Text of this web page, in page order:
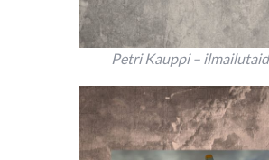
Petri Kauppi –